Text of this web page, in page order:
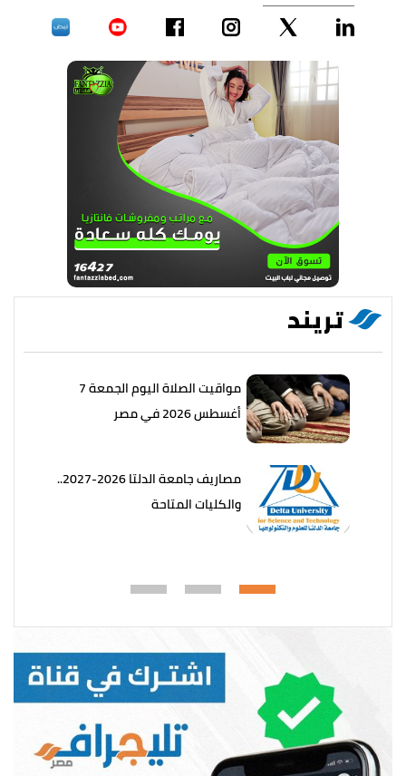
تريند
مواقيت الصلاة اليوم الجمعة 7
أغسطس 2026 في مصر
مصاريف جامعة الدلتا 2026-2027..
والكليات المتاحة